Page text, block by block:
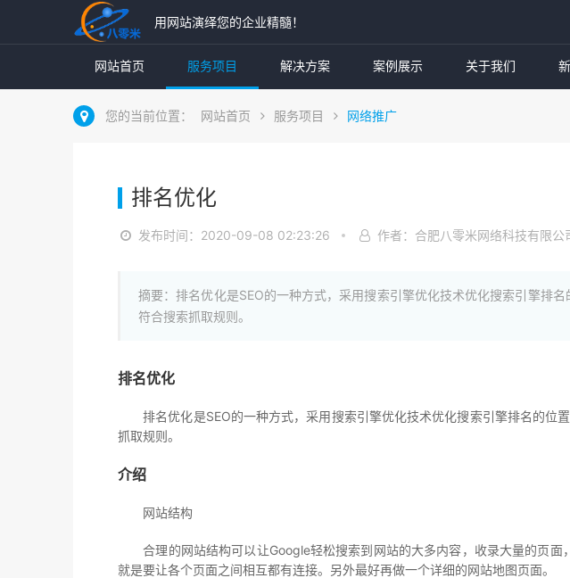
用网站演绎您的企业精髓！
网站首页 服务项目 解决方案 案例展示 关于我们
您的当前位置： 网站首页 服务项目 网络推广
排名优化
发布时间：2020-09-08 02:23:26 作者：合肥八零米网络科技有限公
摘要：排名优化是SEO的一种方式，采用搜索引擎优化技术优化搜索引擎排
符合搜索抓取规则。
排名优化
排名优化是SEO的一种方式，采用搜索引擎优化技术优化搜索引擎排名的位
抓取规则。
介绍
网站结构
合理的网站结构可以让Google轻松搜索到网站的大多内容，收录大量的页面
就是要让各个页面之间相互都有连接。另外最好再做一个详细的网站地图页面。